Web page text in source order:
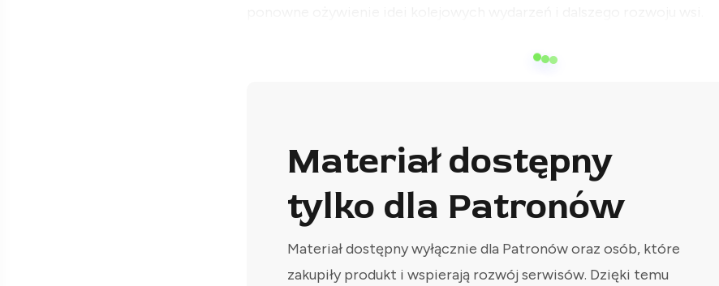
Materiał dostępny
tylko dla Patronów
Materiał dostępny wyłącznie dla Patronów oraz osób, które
zakupiły produkt i wspierają rozwój serwisów. Dzięki temu